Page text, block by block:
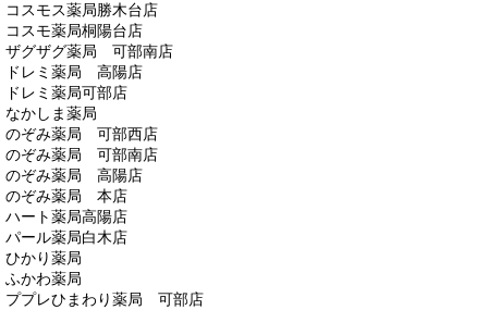
コスモス薬局勝木台店
コスモ薬局桐陽台店
ザグザグ薬局 可部南店
ドレミ薬局 高陽店
ドレミ薬局可部店
なかしま薬局
のぞみ薬局 可部西店
のぞみ薬局 可部南店
のぞみ薬局 高陽店
のぞみ薬局 本店
ハート薬局高陽店
パール薬局白木店
ひかり薬局
ふかわ薬局
ププレひまわり薬局 可部店